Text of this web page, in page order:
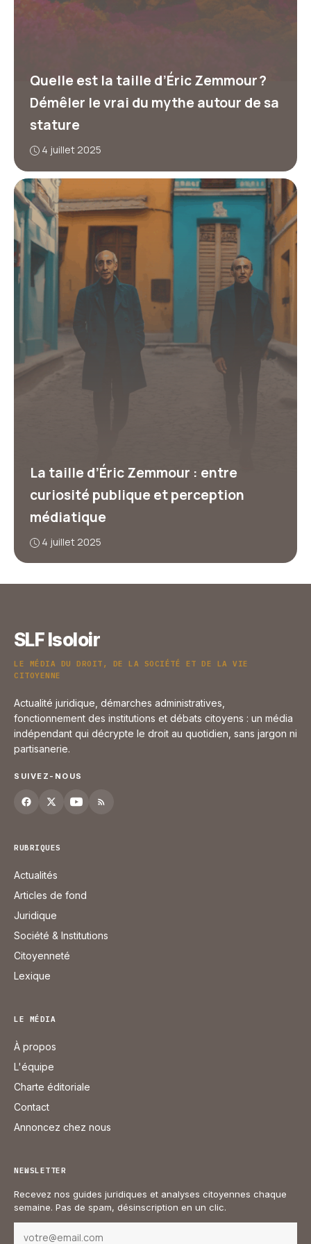
Quelle est la taille d’Éric Zemmour ?
Démêler le vrai du mythe autour de sa
stature
4 juillet 2025
La taille d’Éric Zemmour : entre
curiosité publique et perception
médiatique
4 juillet 2025
SLF Isoloir
LE MÉDIA DU DROIT, DE LA SOCIÉTÉ ET DE LA VIE
CITOYENNE
Actualité juridique, démarches administratives,
fonctionnement des institutions et débats citoyens : un média
indépendant qui décrypte le droit au quotidien, sans jargon ni
partisanerie.
SUIVEZ-NOUS
RUBRIQUES
Actualités
Articles de fond
Juridique
Société & Institutions
Citoyenneté
Lexique
LE MÉDIA
À propos
L'équipe
Charte éditoriale
Contact
Annoncez chez nous
NEWSLETTER
Recevez nos guides juridiques et analyses citoyennes chaque
semaine. Pas de spam, désinscription en un clic.